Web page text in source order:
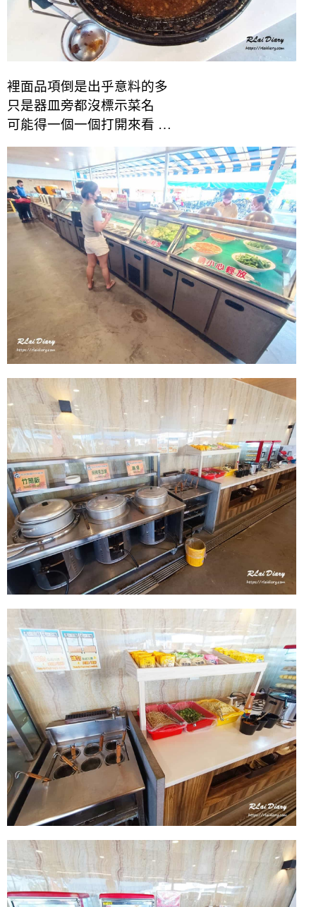
裡面品項倒是出乎意料的多
只是器皿旁都沒標示菜名
可能得一個一個打開來看 …